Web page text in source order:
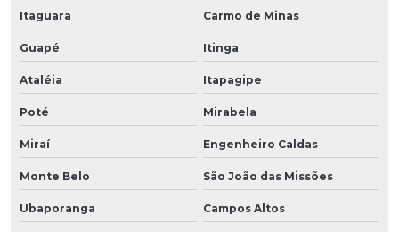
Itaguara Carmo de Minas
Guapé Itinga
Ataléia Itapagipe
Poté Mirabela
Miraí Engenheiro Caldas
Monte Belo São João das Missões
Ubaporanga Campos Altos